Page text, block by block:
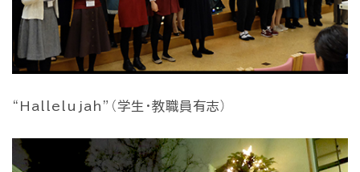
“Hallelujah”（学生・教職員有志）